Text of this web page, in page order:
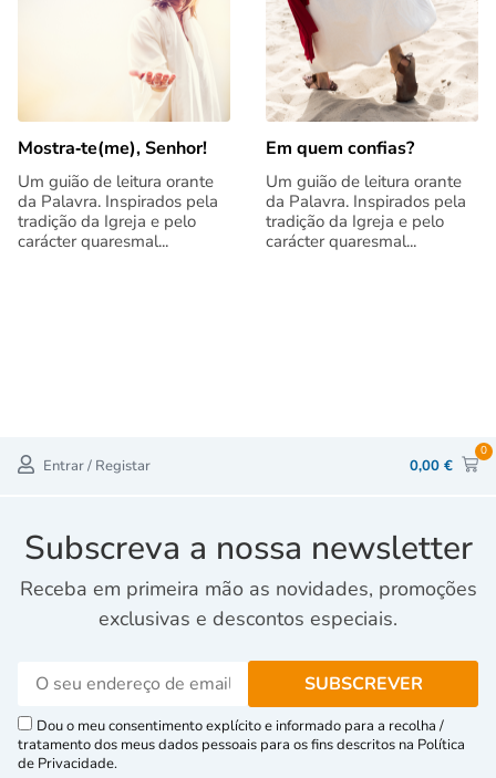
Mostra‑te(me), Senhor!
Um guião de leitura orante
da Palavra. Inspirados pela
tradição da Igreja e pelo
carácter quaresmal...
Em quem confias?
Um guião de leitura orante
da Palavra. Inspirados pela
tradição da Igreja e pelo
carácter quaresmal...
Entrar / Registar 0,00 €
0
Subscreva a nossa newsletter
Receba em primeira mão as novidades, promoções
exclusivas e descontos especiais.
Dou o meu consentimento explícito e informado para a recolha /
tratamento dos meus dados pessoais para os fins descritos na Política
de Privacidade.